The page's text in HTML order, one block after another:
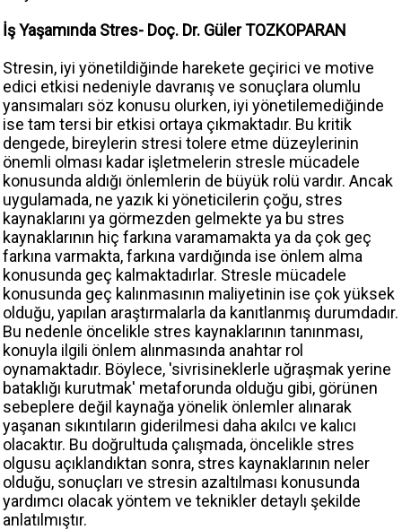
İş Yaşamında Stres- Doç. Dr. Güler TOZKOPARAN
Stresin, iyi yönetildiğinde harekete geçirici ve motive
edici etkisi nedeniyle davranış ve sonuçlara olumlu
yansımaları söz konusu olurken, iyi yönetilemediğinde
ise tam tersi bir etkisi ortaya çıkmaktadır. Bu kritik
dengede, bireylerin stresi tolere etme düzeylerinin
önemli olması kadar işletmelerin stresle mücadele
konusunda aldığı önlemlerin de büyük rolü vardır. Ancak
uygulamada, ne yazık ki yöneticilerin çoğu, stres
kaynaklarını ya görmezden gelmekte ya bu stres
kaynaklarının hiç farkına varamamakta ya da çok geç
farkına varmakta, farkına vardığında ise önlem alma
konusunda geç kalmaktadırlar. Stresle mücadele
konusunda geç kalınmasının maliyetinin ise çok yüksek
olduğu, yapılan araştırmalarla da kanıtlanmış durumdadır.
Bu nedenle öncelikle stres kaynaklarının tanınması,
konuyla ilgili önlem alınmasında anahtar rol
oynamaktadır. Böylece, 'sivrisineklerle uğraşmak yerine
bataklığı kurutmak' metaforunda olduğu gibi, görünen
sebeplere değil kaynağa yönelik önlemler alınarak
yaşanan sıkıntıların giderilmesi daha akılcı ve kalıcı
olacaktır. Bu doğrultuda çalışmada, öncelikle stres
olgusu açıklandıktan sonra, stres kaynaklarının neler
olduğu, sonuçları ve stresin azaltılması konusunda
yardımcı olacak yöntem ve teknikler detaylı şekilde
anlatılmıştır.